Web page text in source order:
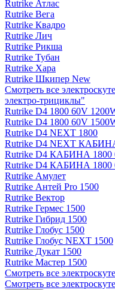
Rutrike Атлас
Rutrike Вега
Rutrike Квадро
Rutrike Лич
Rutrike Рикша
Rutrike Тубан
Rutrike Хара
Rutrike Шкипер New
Смотреть все
электро‑трициклы"
Rutrike D4 1800 60V
Rutrike D4 1800 60V
Rutrike D4 NEXT 1800
Rutrike D4 NEXT
Rutrike D4 КАБИНА 1800
Rutrike D4 КАБИНА 1800
Rutrike Амулет
Rutrike Антей Pro 1500
Rutrike Вектор
Rutrike Гермес 1500
Rutrike Гибрид 1500
Rutrike Глобус 1500
Rutrike Глобус NEXT 1500
Rutrike Дукат 1500
Rutrike Мастер 1500
Смотреть все
Смотреть все